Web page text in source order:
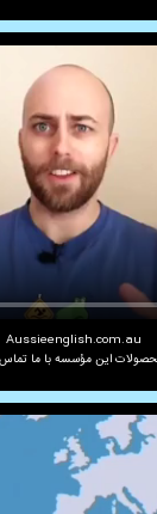
Aussieenglish.com.au
این مؤسسه با ما تماس